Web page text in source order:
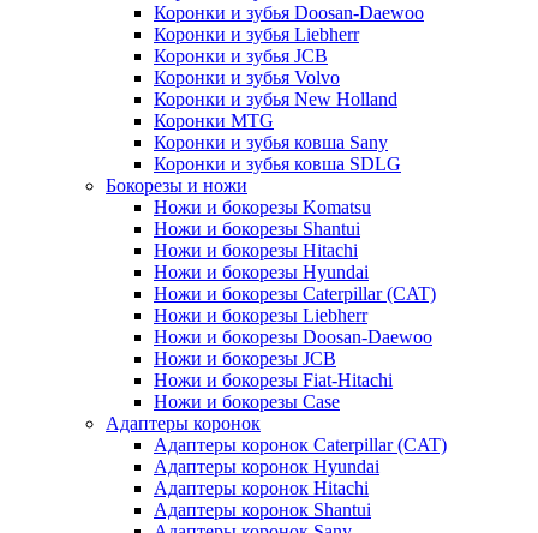
Коронки и зубья Doosan-Daewoo
Коронки и зубья Liebherr
Коронки и зубья JCB
Коронки и зубья Volvo
Коронки и зубья New Holland
Коронки MTG
Коронки и зубья ковша Sany
Коронки и зубья ковша SDLG
Бокорезы и ножи
Ножи и бокорезы Komatsu
Ножи и бокорезы Shantui
Ножи и бокорезы Hitachi
Ножи и бокорезы Hyundai
Ножи и бокорезы Caterpillar (CAT)
Ножи и бокорезы Liebherr
Ножи и бокорезы Doosan-Daewoo
Ножи и бокорезы JCB
Ножи и бокорезы Fiat-Hitachi
Ножи и бокорезы Case
Адаптеры коронок
Адаптеры коронок Caterpillar (CAT)
Адаптеры коронок Hyundai
Адаптеры коронок Hitachi
Адаптеры коронок Shantui